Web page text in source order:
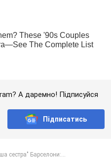
А даремно! Підписуйся
Підписатись
сестра" Барселони:...